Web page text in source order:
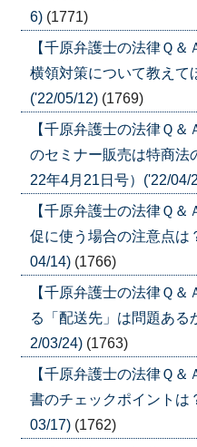
6) (1771)
【千原弁護士の法律Ｑ
横領対策について教えて
('22/05/12) (1769)
【千原弁護士の法律Ｑ
のセミナー販売は特商法
22年4月21日号）('22/04/
【千原弁護士の法律Ｑ
促に使う場合の注意点は
04/14) (1766)
【千原弁護士の法律Ｑ
る「配送先」は問題ある
2/03/24) (1763)
【千原弁護士の法律Ｑ
書のチェックポイントは
03/17) (1762)